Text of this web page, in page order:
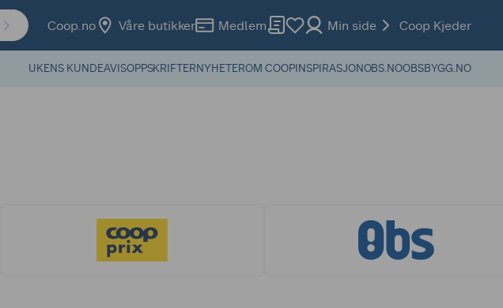
Coop.no Våre butikker Medlem Min side Coop Kjeder
UKENS KUNDEAVISOPPSKRIFTERNYHETEROM COOPINSPIRASJONOBS.NOOBSBYGG.NO